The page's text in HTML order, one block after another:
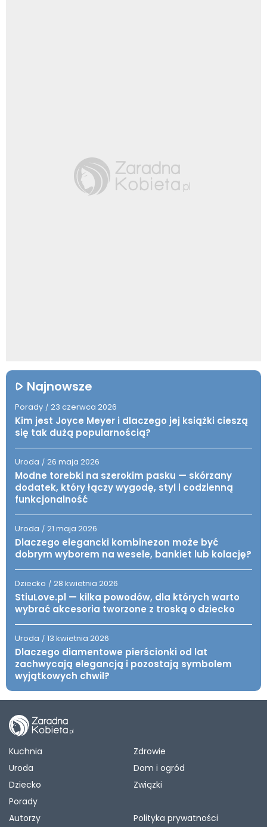
Najnowsze
Porady / 23 czerwca 2026
Kim jest Joyce Meyer i dlaczego jej książki cieszą
się tak dużą popularnością?
Uroda / 26 maja 2026
Modne torebki na szerokim pasku — skórzany
dodatek, który łączy wygodę, styl i codzienną
funkcjonalność
Uroda / 21 maja 2026
Dlaczego elegancki kombinezon może być
dobrym wyborem na wesele, bankiet lub kolację?
Dziecko / 28 kwietnia 2026
StiuLove.pl — kilka powodów, dla których warto
wybrać akcesoria tworzone z troską o dziecko
Uroda / 13 kwietnia 2026
Dlaczego diamentowe pierścionki od lat
zachwycają elegancją i pozostają symbolem
wyjątkowych chwil?
Kuchnia
Zdrowie
Uroda
Dom i ogród
Dziecko
Związki
Porady
Autorzy
Polityka prywatności